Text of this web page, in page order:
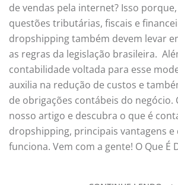
de vendas pela internet? Isso
questões tributárias, fiscais e
dropshipping também devem levar
as regras da legislação brasileira.
contabilidade voltada para esse
auxilia na redução de custos e
de obrigações contábeis do negócio.
nosso artigo e descubra o que é
dropshipping, principais vantagens e
funciona. Vem com a gente! O Que É